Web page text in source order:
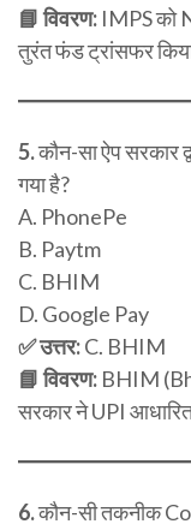
📘 विवरण: IMPS को
तुरंत फंड ट्रांसफर
5.कौन-सा ऐप सरकार
गया है?
A. PhonePe
B. Paytm
C. BHIM
D. Google Pay
✅ उत्तर:C. BHIM
📘 विवरण: BHIM
सरकार ने UPI
6.कौन-सी तकनीक